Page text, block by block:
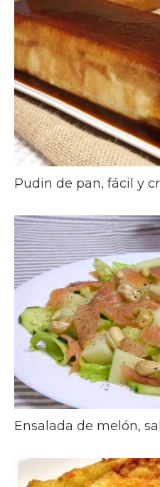
Pudin de pan, fácil y
Ensalada de melón,